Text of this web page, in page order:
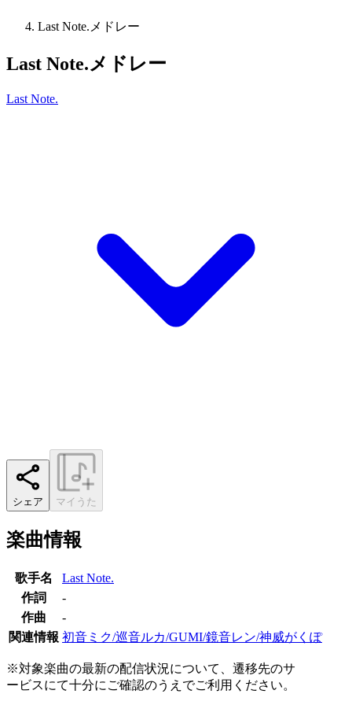
Last Note.メドレー
Last Note.メドレー
Last Note.
シェア マイうた
楽曲情報
歌手名
Last Note.
作詞
-
作曲
-
関連情報 初音ミク/巡音ルカ/GUMI/鏡音レン/神威がくぽ
※対象楽曲の最新の配信状況について、遷移先のサ
ービスにて十分にご確認のうえでご利用ください。